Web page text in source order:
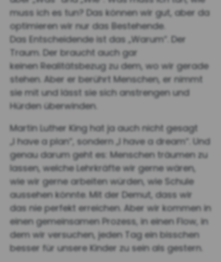
muss ich es tun? Das können wir gut, aber da
optimieren wir nur das Bestehende.
Das Entscheidende ist das „Warum“. Der
Traum. Der braucht auch gar
keinen Realitätsbezug zu dem, wo wir gerade
stehen. Aber er berührt Menschen, er nimmt
sie mit und lässt sie sich anstrengen und
Hürden überwinden.
Martin Luther King hat ja auch nicht gesagt
„I have a plan“, sondern „I have a dream“. Und
genau darum geht es: Menschen träumen zu
lassen, welche Lehrkräfte wir gerne wären,
wie wir gerne arbeiten würden, wie Schule
aussehen könnte. Mit der Demut, dass wir
das nie perfekt erreichen. Aber wir kommen in
einen gemeinsamen Prozess, in einen Flow, in
dem wir versuchen, jeden Tag ein bisschen
besser für unsere Kinder zu sein als gestern.